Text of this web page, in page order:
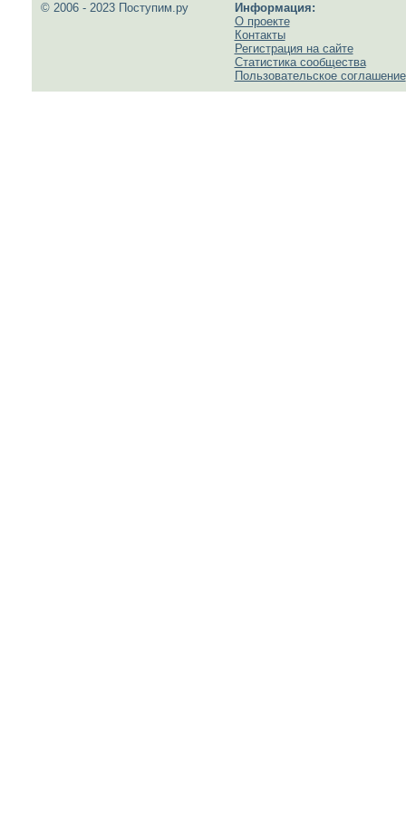
© 2006 - 2023 Поступим.ру
Информация:
О проекте
Контакты
Регистрация на сайте
Статистика сообщества
Пользовательское соглашение